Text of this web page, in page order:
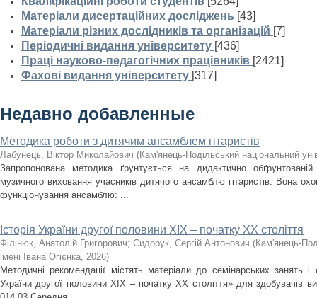
Матеріали дисертаційних досліджень [43]
Матеріали різних дослідників та організацій [7]
Періодичні видання університету [436]
Праці науково-педагогічних працівників [2421]
Фахові видання університету [317]
Недавно добавленные
Методика роботи з дитячим ансамблем гітаристів
Лабунець, Віктор Миколайович (Кам'янець-Подільський національний
Запропонована методика ґрунтується на дидактично
музичного виховання учасників дитячого ансамблю гітаристів. Вона
функціонування ансамблю: ...
Історія України другої половини XIX – початку ХХ століття
Філінюк, Анатолій Григорович; Сидорук, Сергій Антонович (Кам'янець-
імені Івана Огієнка, 2026)
Методичні рекомендації містять матеріали до семінарських занять і
України другої половини ХІХ – початку ХХ століття» для здобувачів